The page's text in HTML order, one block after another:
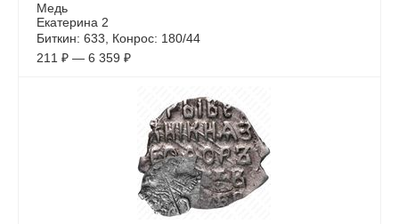
Медь
Екатерина 2
Биткин: 633, Конрос: 180/44
211 ₽ — 6 359 ₽